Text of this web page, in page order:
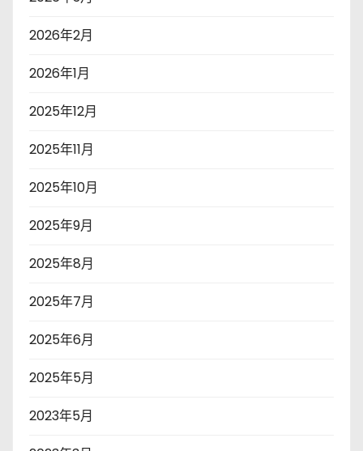
2026年2月
2026年1月
2025年12月
2025年11月
2025年10月
2025年9月
2025年8月
2025年7月
2025年6月
2025年5月
2023年5月